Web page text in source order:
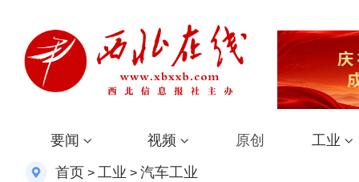
要闻 视频 原创 工业
首页 > 工业 > 汽车工业